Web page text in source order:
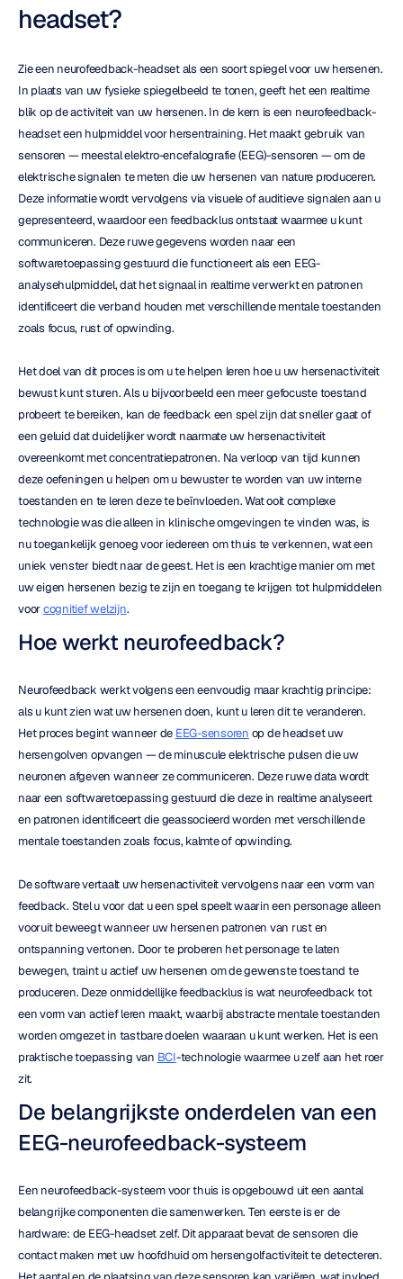
headset?
Zie een neurofeedback-headset als een soort spiegel voor uw hersenen.
In plaats van uw fysieke spiegelbeeld te tonen, geeft het een realtime
blik op de activiteit van uw hersenen. In de kern is een neurofeedback-
headset een hulpmiddel voor hersentraining. Het maakt gebruik van
sensoren — meestal elektro-encefalografie (EEG)-sensoren — om de
elektrische signalen te meten die uw hersenen van nature produceren.
Deze informatie wordt vervolgens via visuele of auditieve signalen aan u
gepresenteerd, waardoor een feedbacklus ontstaat waarmee u kunt
communiceren. Deze ruwe gegevens worden naar een
softwaretoepassing gestuurd die functioneert als een EEG-
analysehulpmiddel, dat het signaal in realtime verwerkt en patronen
identificeert die verband houden met verschillende mentale toestanden
zoals focus, rust of opwinding.
Het doel van dit proces is om u te helpen leren hoe u uw hersenactiviteit
bewust kunt sturen. Als u bijvoorbeeld een meer gefocuste toestand
probeert te bereiken, kan de feedback een spel zijn dat sneller gaat of
een geluid dat duidelijker wordt naarmate uw hersenactiviteit
overeenkomt met concentratiepatronen. Na verloop van tijd kunnen
deze oefeningen u helpen om u bewuster te worden van uw interne
toestanden en te leren deze te beïnvloeden. Wat ooit complexe
technologie was die alleen in klinische omgevingen te vinden was, is
nu toegankelijk genoeg voor iedereen om thuis te verkennen, wat een
uniek venster biedt naar de geest. Het is een krachtige manier om met
uw eigen hersenen bezig te zijn en toegang te krijgen tot hulpmiddelen
voor cognitief welzijn.
Hoe werkt neurofeedback?
Neurofeedback werkt volgens een eenvoudig maar krachtig principe:
als u kunt zien wat uw hersenen doen, kunt u leren dit te veranderen.
Het proces begint wanneer de EEG-sensoren op de headset uw
hersengolven opvangen — de minuscule elektrische pulsen die uw
neuronen afgeven wanneer ze communiceren. Deze ruwe data wordt
naar een softwaretoepassing gestuurd die deze in realtime analyseert
en patronen identificeert die geassocieerd worden met verschillende
mentale toestanden zoals focus, kalmte of opwinding.
De software vertaalt uw hersenactiviteit vervolgens naar een vorm van
feedback. Stel u voor dat u een spel speelt waarin een personage alleen
vooruit beweegt wanneer uw hersenen patronen van rust en
ontspanning vertonen. Door te proberen het personage te laten
bewegen, traint u actief uw hersenen om de gewenste toestand te
produceren. Deze onmiddellijke feedbacklus is wat neurofeedback tot
een vorm van actief leren maakt, waarbij abstracte mentale toestanden
worden omgezet in tastbare doelen waaraan u kunt werken. Het is een
praktische toepassing van BCI-technologie waarmee u zelf aan het roer
zit.
De belangrijkste onderdelen van een
EEG-neurofeedback-systeem
Een neurofeedback-systeem voor thuis is opgebouwd uit een aantal
belangrijke componenten die samenwerken. Ten eerste is er de
hardware: de EEG-headset zelf. Dit apparaat bevat de sensoren die
contact maken met uw hoofdhuid om hersengolfactiviteit te detecteren.